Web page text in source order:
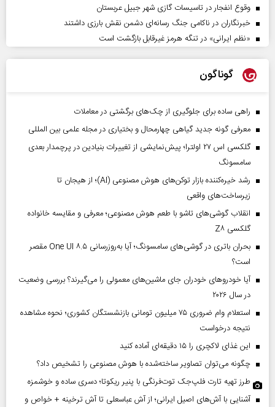
وقوع انفجار در تاسیسات گازی شهر جبیل عربستان
خبرنگاران در ناکامی جنگ رسانه‌ای دشمن نقش بارزی داشتند
«نظم ایرانی» در تنگه هرمز غیرقابل بازگشت است
گوناگون
راهی ساده برای جلوگیری از چک‌های برگشتی در معاملات
معرفی گونه جدید گیاهی چهارمحال و بختیاری در مجله علمی بین المللی
گلکسی اس ۲۷ اولترا؛ پیش‌نمایشی از تغییرات بنیادین در پرچمدار بعدی
سامسونگ
رشد خیره‌کننده بازار توکن‌های هوش مصنوعی (AI)؛ از هیجان تا
زیرساخت‌های واقعی
انقلاب گوشی‌های تاشو‌ با طعم هوش مصنوعی؛ معرفی و مقایسه خانواده
گلکسی Z۸
بحران باتری در گوشی‌های سامسونگ؛ آیا به‌روزرسانی One UI ۸.۵ مقصر
است؟
آیا خودروهای خودران جای ماشین‌های معمولی را می‌گیرند؟ بررسی وضعیت
در سال ۲۰۲۶
استعلام وام ضروری ۷۵ میلیون تومانی بازنشستگان کشوری؛ نحوه مشاهده
نتیجه درخواست
این غذای لاکچری را ۱۵ دقیقه‌ای آماده کنید
چگونه می‌توان تصاویر ساخته‌شده با هوش مصنوعی را تشخیص داد؟
طرز تهیه تارت فلپ‌جک توت‌فرنگی با پنیر ریکوتا؛ دسری ساده و خوشمزه
آشنایی با آش‌های اصیل ایرانی؛ از آش عباسعلی تا آش ترخینه + خواص و